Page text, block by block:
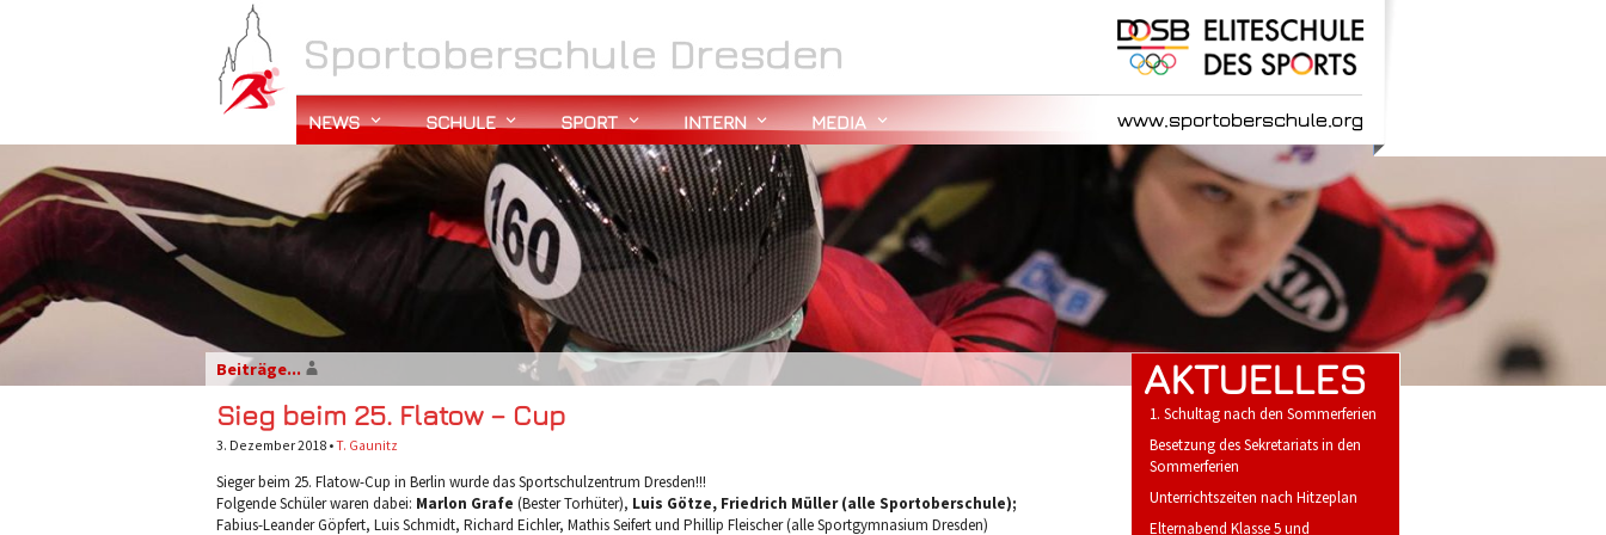
NEWS SCHULE SPORT INTERN MEDIA
Beiträge...
Sieg beim 25. Flatow – Cup
3. Dezember 2018 •T. Gaunitz
Sieger beim 25. Flatow-Cup in Berlin wurde das Sportschulzentrum Dresden!!!
Folgende Schüler waren dabei: Marlon Grafe (Bester Torhüter), Luis Götze, Friedrich Müller (alle Sportoberschule);
Fabius-Leander Göpfert, Luis Schmidt, Richard Eichler, Mathis Seifert und Phillip Fleischer (alle Sportgymnasium Dresden)
AKTUELLES
1. Schultag nach den Sommerferien
Besetzung des Sekretariats in den
Sommerferien
Unterrichtszeiten nach Hitzeplan
Elternabend Klasse 5 und